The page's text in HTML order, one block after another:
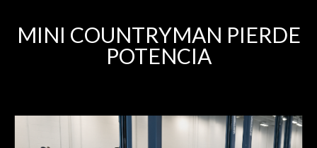
MINI COUNTRYMAN PIERDE
POTENCIA